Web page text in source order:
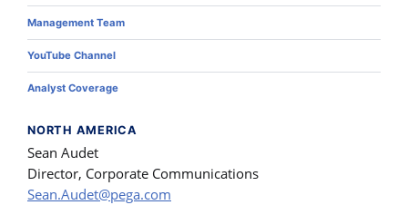
Management Team
YouTube Channel
Analyst Coverage
NORTH AMERICA
Sean Audet
Director, Corporate Communications
Sean.Audet@pega.com